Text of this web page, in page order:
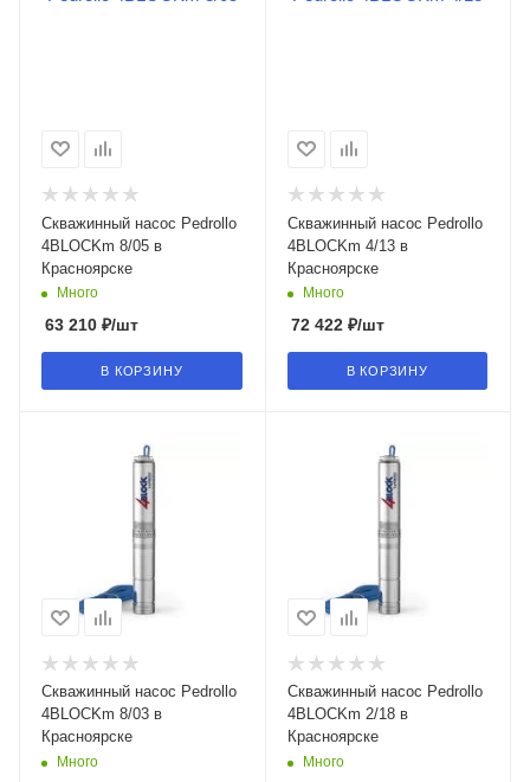
Скважинный насос Pedrollo
4BLOCKm 8/05 в
Красноярске
Много
63 210 ₽/шт
В КОРЗИНУ
Скважинный насос Pedrollo
4BLOCKm 4/13 в
Красноярске
Много
72 422₽/шт
В КОРЗИНУ
Скважинный насос Pedrollo
4BLOCKm 8/03 в
Красноярске
Много
Скважинный насос Pedrollo
4BLOCKm 2/18 в
Красноярске
Много